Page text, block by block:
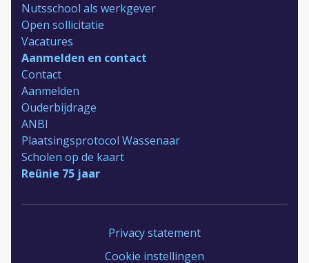
Nutsschool als werkgever
Open sollicitatie
Vacatures
Aanmelden en contact
Contact
Aanmelden
Ouderbijdrage
ANBI
Plaatsingsprotocol Wassenaar
Scholen op de kaart
Reünie 75 jaar
Privacy statement
Cookie instellingen